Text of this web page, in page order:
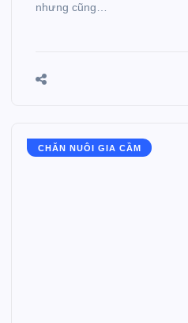
nhưng cũng…
CHĂN NUÔI GIA CẦM